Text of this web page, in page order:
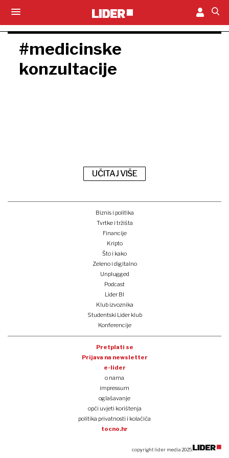
#medicinske
konzultacije
UČITAJ VIŠE
Biznis i politika
Tvrtke i tržišta
Financije
Kripto
Što i kako
Zeleno i digitalno
Unplugged
Podcast
Lider BI
Klub izvoznika
Studentski Lider klub
Konferencije
Pretplati se
Prijava na newsletter
e-lider
o nama
impressum
oglašavanje
opći uvjeti korištenja
politika privatnosti i kolačića
tocno.hr
copyright lider media 2025.